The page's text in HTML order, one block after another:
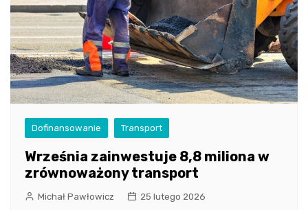
Dofinansowanie Transport
Września zainwestuje 8,8 miliona w
zrównoważony transport
Michał Pawłowicz 25 lutego 2026